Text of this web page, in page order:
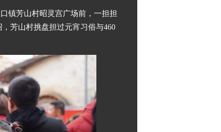
镇芳山村昭灵宫广场前，一担担
芳山村挑盘担过元宵习俗与460